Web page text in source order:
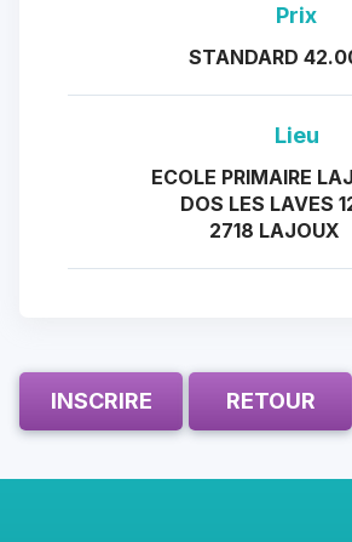
Prix
STANDARD
Lieu
ECOLE PRIMAIRE
DOS LES LAVES
2718 LAJOUX
INSCRIRE RETOUR